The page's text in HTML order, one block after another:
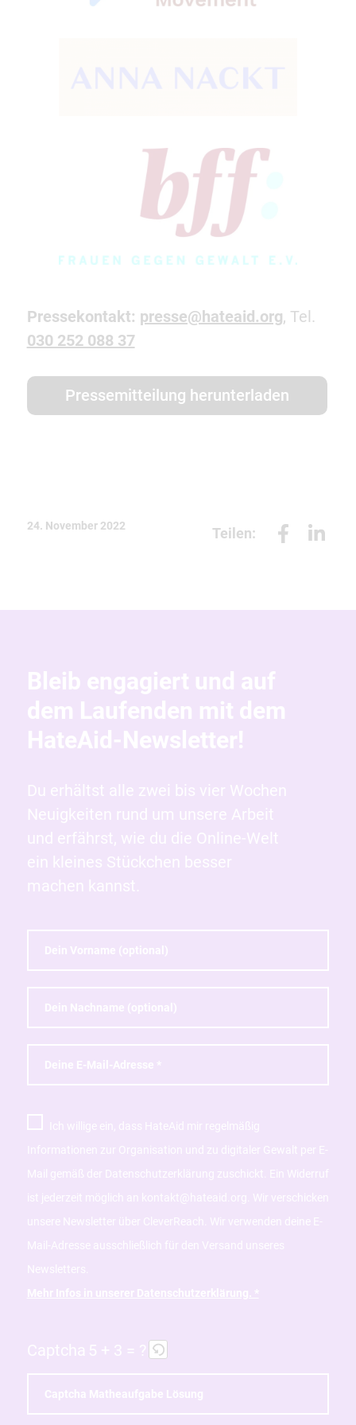
Pressekontakt: presse@hateaid.org, Tel.
030 252 088 37
Pressemitteilung herunterladen
24. November 2022 Teilen:
Bleib engagiert und auf
dem Laufenden mit dem
HateAid-Newsletter!
Du erhältst alle zwei bis vier Wochen
Neuigkeiten rund um unsere Arbeit
und erfährst, wie du die Online-Welt
ein kleines Stückchen besser
machen kannst.
Ich willige ein, dass HateAid mir regelmäßig
Informationen zur Organisation und zu digitaler Gewalt per E-
Mail gemäß der Datenschutzerklärung zuschickt. Ein Widerruf
ist jederzeit möglich an kontakt@hateaid.org. Wir verschicken
unsere Newsletter über CleverReach. Wir verwenden deine E-
Mail-Adresse ausschließlich für den Versand unseres
Newsletters.
Mehr Infos in unserer Datenschutzerklärung. *
Captcha 5 + 3 = ?